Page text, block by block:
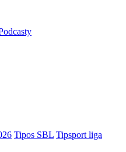
Tipos SBL Tipsport liga